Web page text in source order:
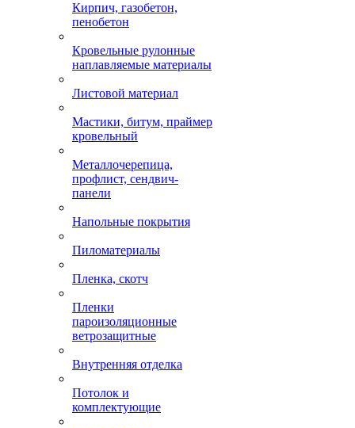
Кирпич, газобетон,
пенобетон
Кровельные рулонные
наплавляемые материалы
Листовой материал
Мастики, битум, праймер
кровельный
Металлочерепица,
профлист, сендвич-
панели
Напольные покрытия
Пиломатериалы
Пленка, скотч
Пленки
пароизоляционные
ветрозащитные
Внутренняя отделка
Потолок и
комплектующие